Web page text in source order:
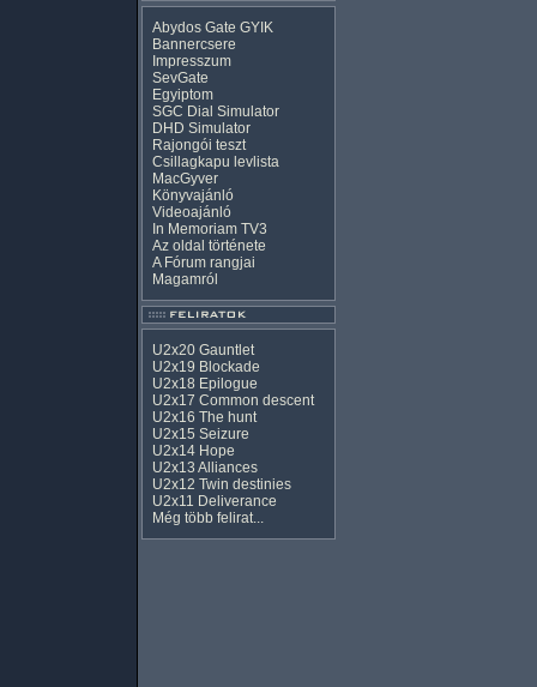
Abydos Gate GYIK
Bannercsere
Impresszum
SevGate
Egyiptom
SGC Dial Simulator
DHD Simulator
Rajongói teszt
Csillagkapu levlista
MacGyver
Könyvajánló
Videoajánló
In Memoriam TV3
Az oldal története
A Fórum rangjai
Magamról
U2x20 Gauntlet
U2x19 Blockade
U2x18 Epilogue
U2x17 Common descent
U2x16 The hunt
U2x15 Seizure
U2x14 Hope
U2x13 Alliances
U2x12 Twin destinies
U2x11 Deliverance
Még több felirat...